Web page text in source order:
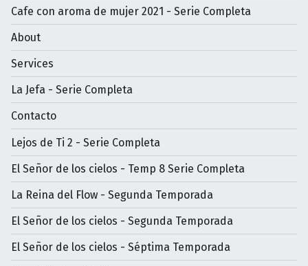
Cafe con aroma de mujer 2021 - Serie Completa
About
Services
La Jefa - Serie Completa
Contacto
Lejos de Ti 2 - Serie Completa
El Señor de los cielos - Temp 8 Serie Completa
La Reina del Flow - Segunda Temporada
El Señor de los cielos - Segunda Temporada
El Señor de los cielos - Séptima Temporada